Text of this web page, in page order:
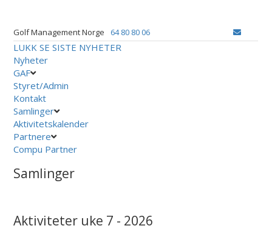
Golf Management Norge 64 80 80 06
LUKK SE SISTE NYHETER
Nyheter
GAF
Styret/Admin
Kontakt
Samlinger
Aktivitetskalender
Partnere
Compu Partner
Samlinger
Aktiviteter uke 7 - 2026